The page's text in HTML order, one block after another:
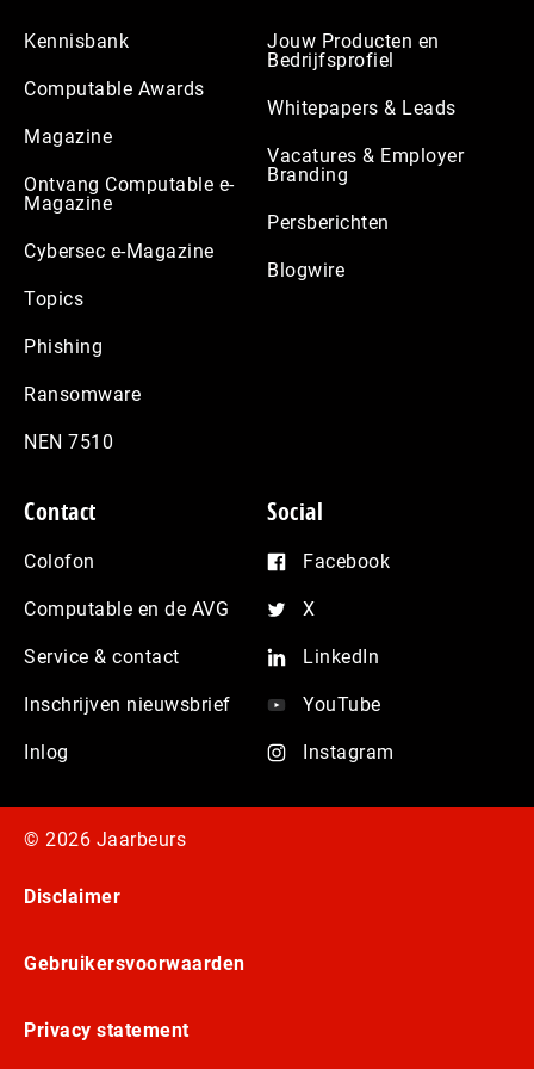
Kennisbank
Computable Awards
Magazine
Ontvang Computable e-
Magazine
Cybersec e-Magazine
Topics
Phishing
Ransomware
NEN 7510
Jouw Producten en
Bedrijfsprofiel
Whitepapers & Leads
Vacatures & Employer
Branding
Persberichten
Blogwire
Contact
Colofon
Computable en de AVG
Service & contact
Inschrijven nieuwsbrief
Inlog
Social
Facebook
X
LinkedIn
YouTube
Instagram
© 2026 Jaarbeurs
Disclaimer
Gebruikersvoorwaarden
Privacy statement